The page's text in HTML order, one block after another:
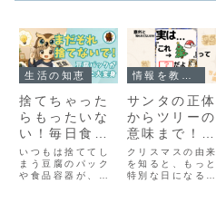
生活の知恵
捨てちゃった
らもったいな
い！毎日食べ
る「あの食材
の容器」を便
利アイテムと
いつもは捨ててし
まう豆腐のパック
や食品容器が、実
サンタの正体
からツリーの
意味まで！ク
リスマスの本
当の由来をわ
かりやすく解
クリスマスの由来
を知ると、もっと
特別な日になる！